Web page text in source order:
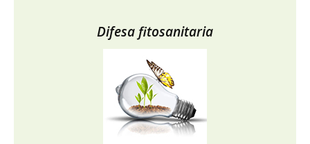
Difesa fitosanitaria